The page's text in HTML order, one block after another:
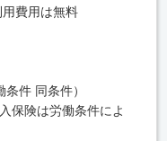
用費用は無料
件 同条件）
保険は労働条件によ